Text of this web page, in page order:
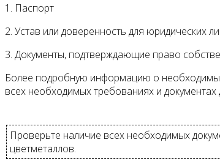
1. Паспорт
2. Устав или доверенность для юридических
3. Документы, подтверждающие право
Более подробную информацию о
всех необходимых требованиях и
Проверьте наличие всех необходимых
цветметаллов.